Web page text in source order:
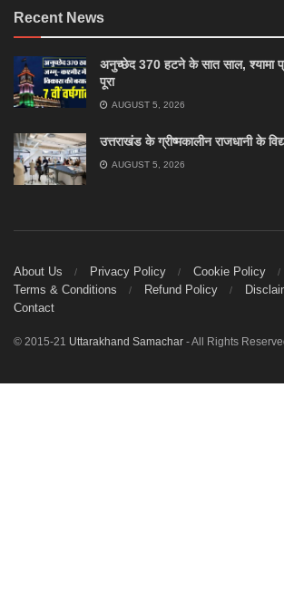
Recent News
अनुच्छेद 370 हटने के सात साल, श्यामा
पूरा
AUGUST 5, 2026
उत्तराखंड के ग्रीष्मकालीन राजधानी के
AUGUST 5, 2026
About Us Privacy Policy
Cookie Policy
Terms & Conditions
Refund Policy
Contact
© 2015-21 Uttarakhand Samachar - All Rights